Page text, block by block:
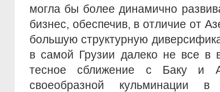
могла бы более динамично
бизнес, обеспечив, в отличие от
большую структурную
в самой Грузии далеко не все в
тесное сближение с Баку и
своеобразной кульминации в